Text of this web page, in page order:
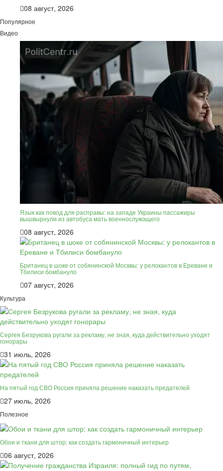
08 август, 2026
Популярное
Видео
Язык как повод для расправы: на западе Украины пассажиры
вышвырнули из автобуса мать военнослужащего
08 август, 2026
Британец в шоке от собянинской Москвы: у релокантов в Ереване и
Тбилиси бомбануло
07 август, 2026
Культура
Сергея Безрукова ругали за рекламу, не зная, куда действительно уходят
гонорары
31 июль, 2026
На пятый год СВО Россия приняла решение наказать предателей
27 июль, 2026
Полезное
Обои и ткани для штор: как создать гармоничный интерьер
06 август, 2026